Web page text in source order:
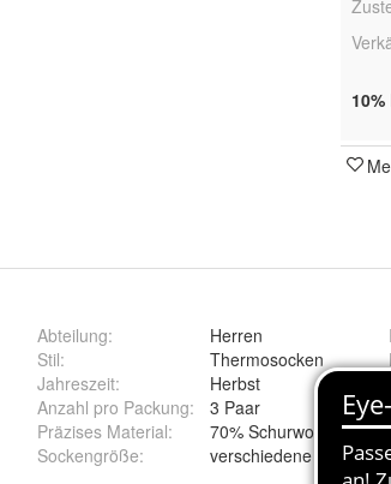
10%
Abteilung:
Herren
Stil:
Thermosocken
Jahreszeit:
Herbst
Anzahl pro Packung:
3 Paar
Präzises Material:
70% Schurwolle, 30%
Sockengröße: verschiedene